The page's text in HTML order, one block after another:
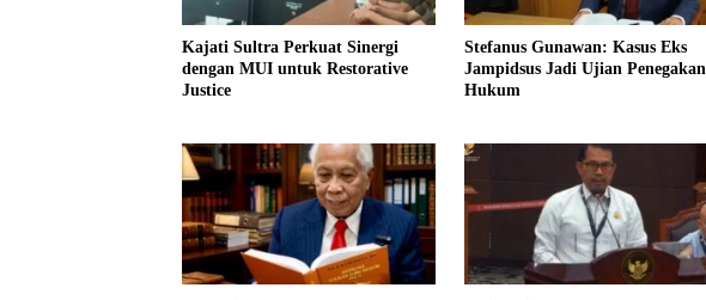
Kajati Sultra Perkuat Sinergi
dengan MUI untuk Restorative
Justice
Stefanus Gunawan: Kasus Eks
Jampidsus Jadi Ujian Penegakan
Hukum